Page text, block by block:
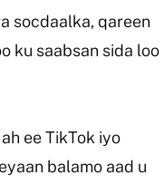
socdaalka, qareen
ku saabsan sida loo
ee TikTok iyo
balamo aad u